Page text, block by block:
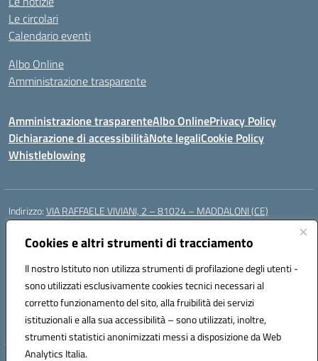
Cookies e altri strumenti di tracciamento
Il nostro Istituto non utilizza strumenti di profilazione degli utenti -
sono utilizzati esclusivamente cookies tecnici necessari al
corretto funzionamento del sito, alla fruibilità dei servizi
istituzionali e alla sua accessibilità – sono utilizzati, inoltre,
strumenti statistici anonimizzati messi a disposizione da Web
Analytics Italia.
Le circolari
Calendario eventi
Albo Online
Amministrazione trasparente
Amministrazione trasparenteAlbo OnlinePrivacy Policy
Dichiarazione di accessibilitàNote legaliCookie Policy
Whistleblowing
Indirizzo:VIA RAFFAELE VIVIANI, 2 – 81024 – MADDALONI (CE)
Centralino:
Posta elettronica certificata (PEC):ceic8av00r@pec.istruzione.it
Codice fiscale: 93086020612
Codice meccanografico:CEIC8AV00R
Codice Indice delle Pubbliche Amministrazioni (IPA): icamm
Codice unico di fatturazione (CUF): UF8WE6